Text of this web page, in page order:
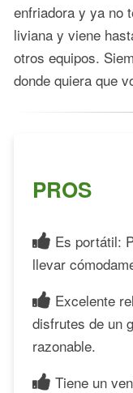
enfriadora y ya no
liviana y viene
otros equipos.
donde quiera que
PROS
Es portátil:
llevar
Excelente
disfrutes de un
razonable.
Tiene un